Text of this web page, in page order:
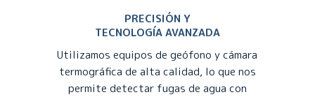
PRECISIÓN Y
TECNOLOGÍA AVANZADA
Utilizamos equipos de geófono y cámara
termográfica de alta calidad, lo que nos
permite detectar fugas de agua con